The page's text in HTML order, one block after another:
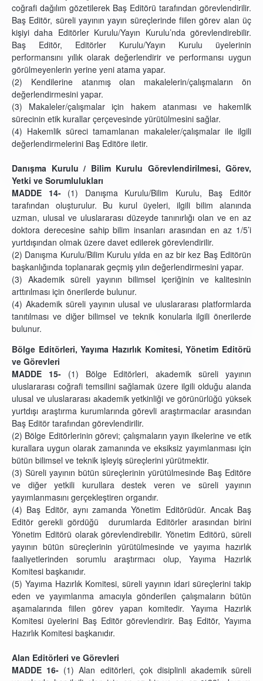
coğrafi dağılım gözetilerek Baş Editörü tarafından görevlendirilir.
Baş Editör, süreli yayının yayın süreçlerinde fiilen görev alan üç
kişiyi daha Editörler Kurulu/Yayın Kurulu’nda görevlendirebilir.
Baş Editör, Editörler Kurulu/Yayın Kurulu üyelerinin
performansını yıllık olarak değerlendirir ve performansı uygun
görülmeyenlerin yerine yeni atama yapar.
(2) Kendilerine atanmış olan makalelerin/çalışmaların ön
değerlendirmesini yapar.
(3) Makaleler/çalışmalar için hakem atanması ve hakemlik
sürecinin etik kurallar çerçevesinde yürütülmesini sağlar.
(4) Hakemlik süreci tamamlanan makaleler/çalışmalar ile ilgili
değerlendirmelerini Baş Editöre iletir.
Danışma Kurulu / Bilim Kurulu Görevlendirilmesi, Görev,
Yetki ve Sorumlulukları
MADDE 14- (1) Danışma Kurulu/Bilim Kurulu, Baş Editör
tarafından oluşturulur. Bu kurul üyeleri, ilgili bilim alanında
uzman, ulusal ve uluslararası düzeyde tanınırlığı olan ve en az
doktora derecesine sahip bilim insanları arasından en az 1/5’i
yurtdışından olmak üzere davet edilerek görevlendirilir.
(2) Danışma Kurulu/Bilim Kurulu yılda en az bir kez Baş Editörün
başkanlığında toplanarak geçmiş yılın değerlendirmesini yapar.
(3) Akademik süreli yayının bilimsel içeriğinin ve kalitesinin
arttırılması için önerilerde bulunur.
(4) Akademik süreli yayının ulusal ve uluslararası platformlarda
tanıtılması ve diğer bilimsel ve teknik konularla ilgili önerilerde
bulunur.
Bölge Editörleri, Yayıma Hazırlık Komitesi, Yönetim Editörü
ve Görevleri
MADDE 15- (1)
Bölge Editörleri, akademik süreli yayının
uluslararası coğrafi temsilini sağlamak üzere ilgili olduğu alanda
ulusal ve uluslararası akademik yetkinliği ve görünürlüğü yüksek
yurtdışı araştırma kurumlarında görevli araştırmacılar arasından
Baş Editör tarafından görevlendirilir.
(2) Bölge Editörlerinin görevi; çalışmaların yayın ilkelerine ve etik
kurallara uygun olarak zamanında ve eksiksiz yayımlanması için
bütün bilimsel ve teknik işleyiş süreçlerini yürütmektir.
(3) Süreli yayının bütün süreçlerinin yürütülmesinde Baş Editöre
ve diğer yetkili kurullara destek veren ve süreli yayının
yayımlanmasını gerçekleştiren organdır.
(4) Baş Editör, aynı zamanda Yönetim Editörüdür. Ancak Baş
Editör gerekli gördüğü durumlarda Editörler arasından birini
Yönetim Editörü olarak görevlendirebilir. Yönetim Editörü, süreli
yayının bütün süreçlerinin yürütülmesinde ve yayıma hazırlık
faaliyetlerinden sorumlu araştırmacı olup, Yayıma Hazırlık
Komitesi başkanıdır.
(5) Yayıma Hazırlık Komitesi, süreli yayının idari süreçlerini takip
eden ve yayımlanma amacıyla gönderilen çalışmaların bütün
aşamalarında fiilen görev yapan komitedir. Yayıma Hazırlık
Komitesi üyelerini Baş Editör görevlendirir. Baş Editör, Yayıma
Hazırlık Komitesi başkanıdır.
Alan Editörleri ve Görevleri
MADDE 16- (1) Alan editörleri, çok disiplinli akademik süreli